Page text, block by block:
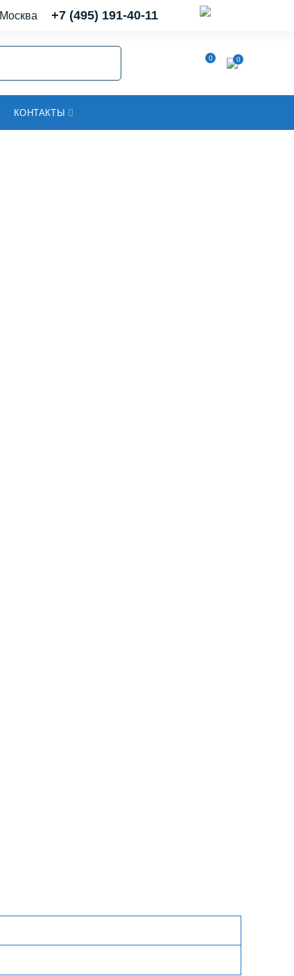
Москва +7 (495) 191-40-11
0 0
КОНТАКТЫ